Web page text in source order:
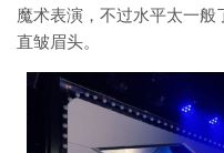
魔术表演，不过水平太一
直皱眉头。